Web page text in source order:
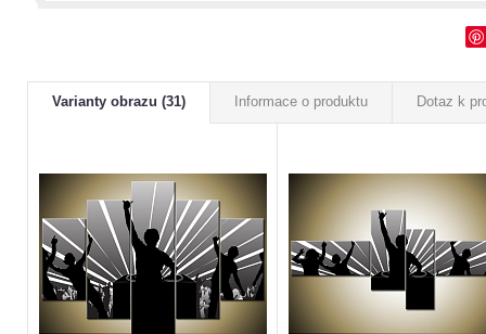
Varianty obrazu (31) Informace o produktu Dotaz k